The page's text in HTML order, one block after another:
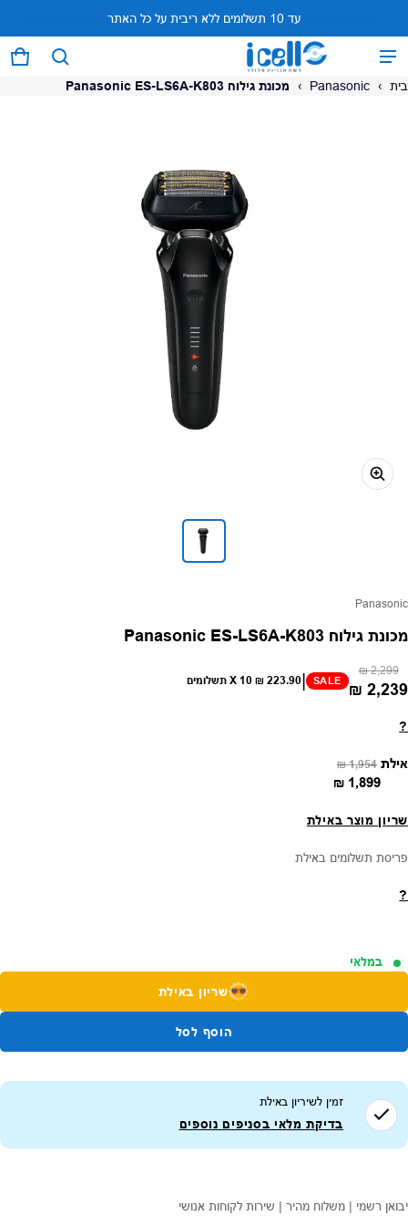
עד 10 תשלומים ללא ריבית על כל האתר
0 פריטים
המוצר נוסף לעגלה
לתשלום
בית ›
Panasonic
› מכונת גילוח Panasonic ES-LS6A-K803
ספק:
Panasonic
מכונת גילוח Panasonic ES-LS6A-K803
מחיר רגיל2,299 ₪מחיר מבצע
2,239 ₪
SALE
|
223.90 ₪ X 10 תשלומים
?
אילת מחיר רגיל1,954 ₪מחיר מבצע
1,899 ₪
שריון מוצר באילת
פריסת תשלומים באילת
?
במלאי
שריון באילת
הוסף לסל
זמין לשיריון באילת
בדיקת מלאי בסניפים נוספים
יבואן רשמי | משלוח מהיר | שירות לקוחות אנושי
על המוצר